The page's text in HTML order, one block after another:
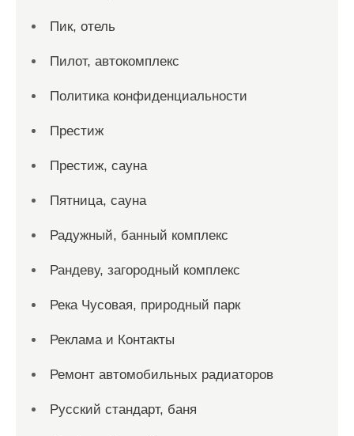
Пик, отель
Пилот, автокомплекс
Политика конфиденциальности
Престиж
Престиж, сауна
Пятница, сауна
Радужный, банный комплекс
Рандеву, загородный комплекс
Река Чусовая, природный парк
Реклама и Контакты
Ремонт автомобильных радиаторов
Русский стандарт, баня